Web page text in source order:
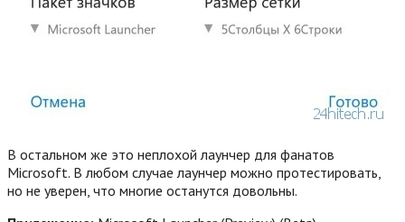
В остальном же это неплохой лаунчер для фанатов
Microsoft. В любом случае лаунчер можно протестировать,
но не уверен, что многие останутся довольны.